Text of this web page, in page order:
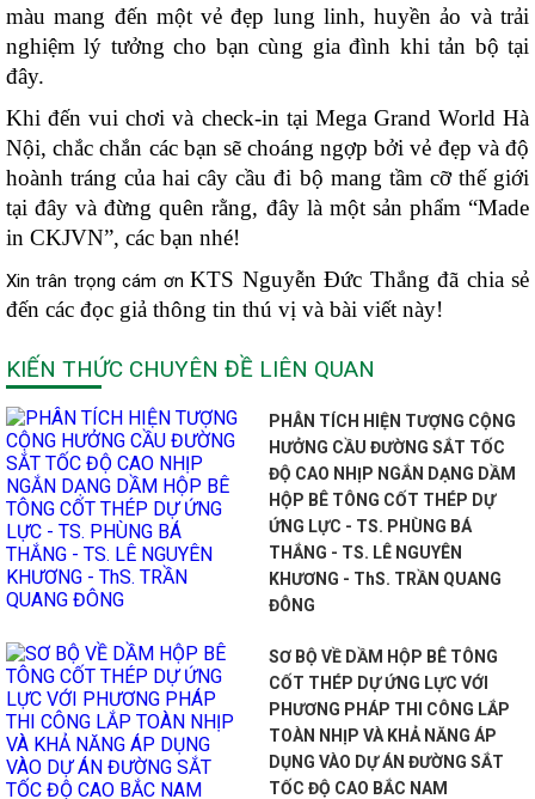
màu mang đến một vẻ đẹp lung linh, huyền ảo và trải
nghiệm lý tưởng cho bạn cùng gia đình khi tản bộ tại
đây.
Khi đến vui chơi và check-in tại Mega Grand World Hà
Nội, chắc chắn các bạn sẽ choáng ngợp bởi vẻ đẹp và độ
hoành tráng của hai cây cầu đi bộ mang tầm cỡ thế giới
tại đây và đừng quên rằng, đây là một sản phẩm “Made
in CKJVN”, các bạn nhé!
Xin trân trọng cám ơnKTS Nguyễn Đức Thắng đã chia sẻ
đến các đọc giả thông tin thú vị và bài viết này!
KIẾN THỨC CHUYÊN ĐỀ LIÊN QUAN
PHÂN TÍCH HIỆN TƯỢNG CỘNG
HƯỞNG CẦU ĐƯỜNG SẮT TỐC
ĐỘ CAO NHỊP NGẮN DẠNG DẦM
HỘP BÊ TÔNG CỐT THÉP DỰ
ỨNG LỰC - TS. PHÙNG BÁ
THẮNG - TS. LÊ NGUYÊN
KHƯƠNG - ThS. TRẦN QUANG
ĐÔNG
SƠ BỘ VỀ DẦM HỘP BÊ TÔNG
CỐT THÉP DỰ ỨNG LỰC VỚI
PHƯƠNG PHÁP THI CÔNG LẮP
TOÀN NHỊP VÀ KHẢ NĂNG ÁP
DỤNG VÀO DỰ ÁN ĐƯỜNG SẮT
TỐC ĐỘ CAO BẮC NAM